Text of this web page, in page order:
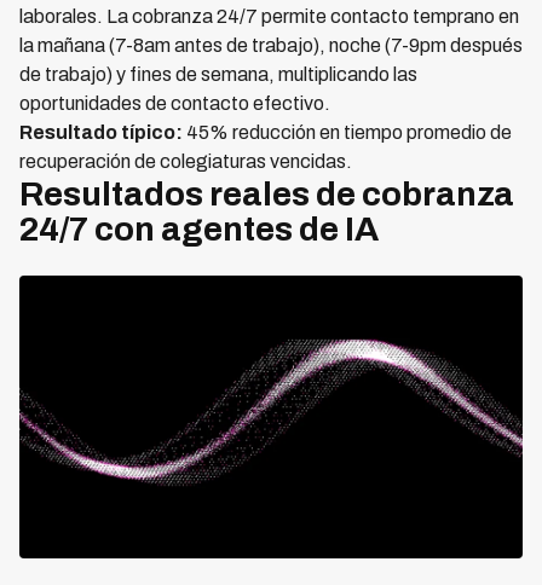
laborales. La cobranza 24/7 permite contacto temprano en
la mañana (7-8am antes de trabajo), noche (7-9pm después
de trabajo) y fines de semana, multiplicando las
oportunidades de contacto efectivo.
Resultado típico: 45% reducción en tiempo promedio de
recuperación de colegiaturas vencidas.
Resultados reales de cobranza
24/7 con agentes de IA